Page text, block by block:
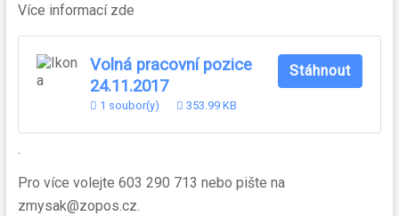
Více informací zde
Volná pracovní pozice
24.11.2017
1 soubor(y) 353.99 KB
Stáhnout
Pro více volejte 603 290 713 nebo pište na
zmysak@zopos.cz.